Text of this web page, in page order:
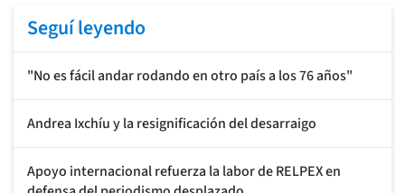
Seguí leyendo
"No es fácil andar rodando en otro país a los 76 años"
Andrea Ixchíu y la resignificación del desarraigo
Apoyo internacional refuerza la labor de RELPEX en